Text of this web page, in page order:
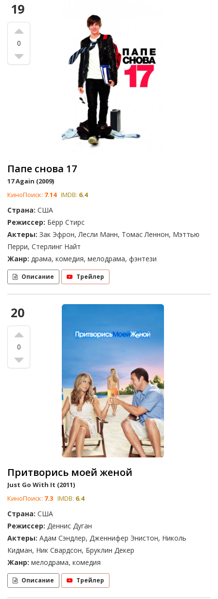
19
0
Папе снова 17
17 Again (2009)
КиноПоиск: 7.14 IMDB: 6.4
Страна: США
Режиссер: Бёрр Стирс
Актеры: Зак Эфрон, Лесли Манн, Томас Леннон, Мэттью
Перри, Стерлинг Найт
Жанр: драма, комедия, мелодрама, фэнтези
Описание Трейлер
20
0
Притворись моей женой
Just Go With It (2011)
КиноПоиск: 7.3 IMDB: 6.4
Страна: США
Режиссер: Деннис Дуган
Актеры: Адам Сэндлер, Дженнифер Энистон, Николь
Кидман, Ник Свардсон, Бруклин Декер
Жанр: мелодрама, комедия
Описание Трейлер